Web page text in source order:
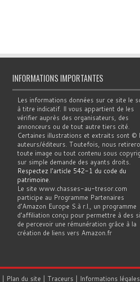
INFORMATIONS IMPORTANTES
Les informations données sur ce site le
à titre indicatif. Il vous appartient de les
vérifier auprès des organisateurs, des
annonceurs ou de tout autre tiers cité.
Certaines illustrations et extraits sont ©
auteurs/éditeurs. Toutefois, nous
toute image ou tout contenu sous
sur simple demande des ayants droits.
Respectez l'article 542-1 du code du
patrimoine.
Le site www.chasses-au-tresor.com
participe au Programme Partenaires
d’Amazon Europe S.à r.l., un programme
d’affiliation conçu pour permettre à des
de percevoir une rémunération grâce à la
création de liens vers Amazon.fr
| Plan du site | Traceurs | Informations légales